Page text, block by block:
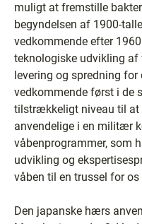
muligt at fremstille
begyndelsen af 1900-
vedkommende efter
teknologiske udvikling
levering og spredning
vedkommende først i de
tilstrækkeligt niveau til at
anvendelige i en militær
våbenprogrammer, som
udvikling og
våben til en trussel for os
Den japanske hærs